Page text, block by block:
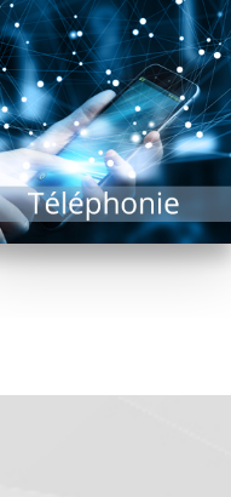
La téléphonie est en
révolution depuis
quelques années et les
améliorations
majeures sont à venir
!...
EN SAVOIR PLUS